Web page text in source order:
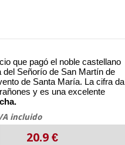
que pagó el noble castellano
Señorío de San Martín de
de Santa María. La cifra da
y es una excelente
incluido
20.9 €